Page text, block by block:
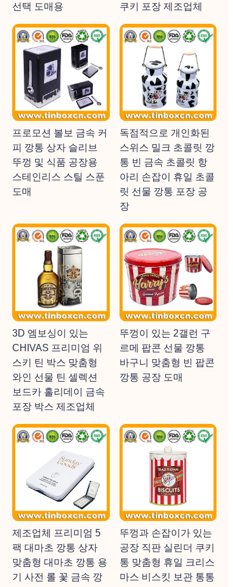
선택 도매용
쿠키 포장 제조업체
프로모션 볼보 금속 커
피 깡통 상자 슬리브
뚜껑 및 식품 공장용
스테인리스 스틸 스푼
도매
독점적으로 개인화된
스위스 밀크 초콜릿 깡
통 빈 금속 초콜릿 항
아리 손잡이 휴일 초콜
릿 선물 깡통 포장 공
장
3D 엠보싱이 있는
CHIVAS 프리미엄 위
스키 틴 박스 맞춤형
와인 선물 틴 셀렉션
보드카 홀리데이 금속
포장 박스 제조업체
뚜껑이 있는 2갤런 구
르메 팝콘 선물 깡통
바구니 맞춤형 빈 팝콘
깡통 공장 도매
제조업체 프리미엄 5
팩 대마초 깡통 상자
맞춤형 대마초 깡통 용
기 사전 롤 꽃 금속 깡
뚜껑과 손잡이가 있는
공장 직판 실린더 쿠키
통 맞춤형 휴일 크리스
마스 비스킷 보관 통통